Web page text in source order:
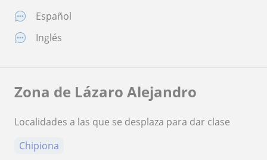
Español
Inglés
Zona de Lázaro Alejandro
Localidades a las que se desplaza para dar clase
Chipiona